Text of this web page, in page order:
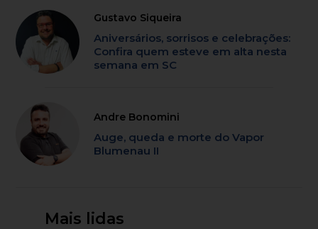
Gustavo Siqueira
Aniversários, sorrisos e celebrações:
Confira quem esteve em alta nesta
semana em SC
Andre Bonomini
Auge, queda e morte do Vapor
Blumenau II
Mais lidas